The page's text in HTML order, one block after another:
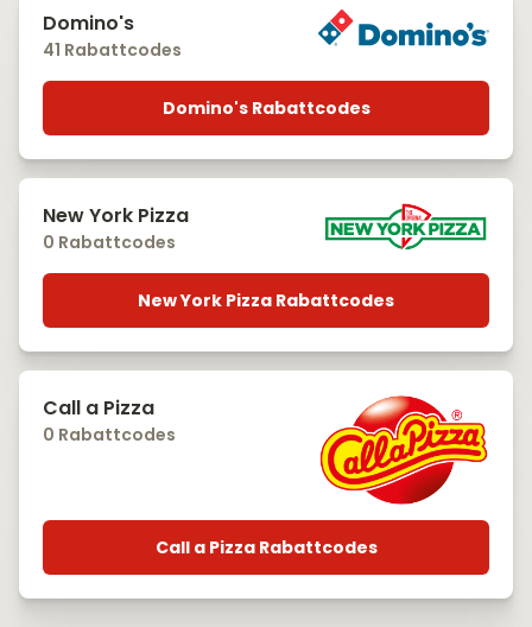
Domino's
41 Rabattcodes
Domino's Rabattcodes
New York Pizza
0 Rabattcodes
New York Pizza Rabattcodes
Call a Pizza
0 Rabattcodes
Call a Pizza Rabattcodes